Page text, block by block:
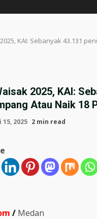
KAI: Sebanyak 43.131
2025, KAI:
Atau Naik 18
15, 2025 2 min read
/ Medan